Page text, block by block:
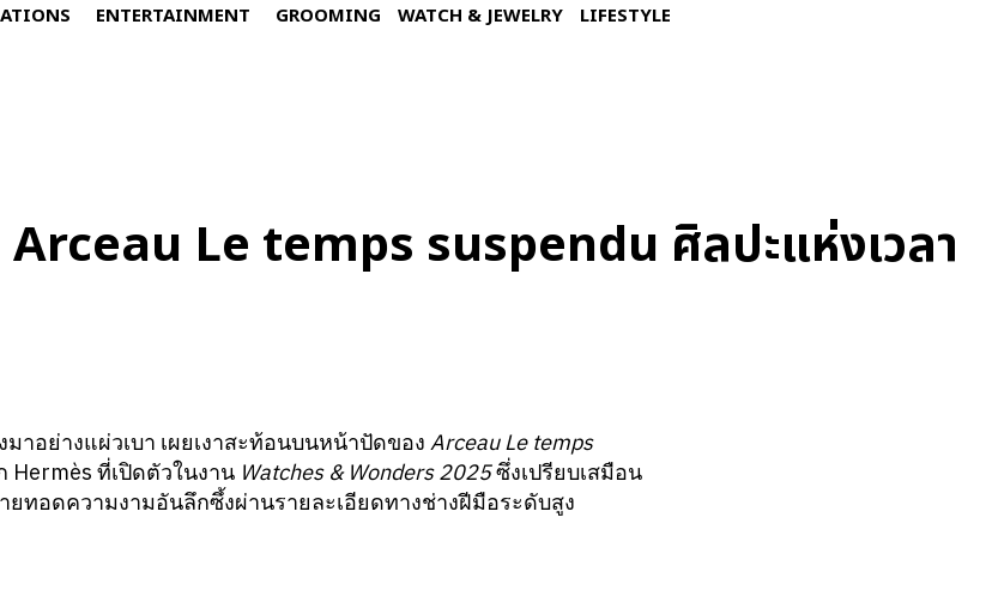
ENTERTAINMENT GROOMING WATCH & JEWELRY LIFESTYLE
Le temps suspendu ศิลปะแห่งเวลา
อย่างแผ่วเบา เผยเงาสะท้อนบนหน้าปัดของ Arceau Le temps
Hermès ที่เปิดตัวในงาน Watches & Wonders 2025ซึ่งเปรียบเสมือน
ยทอดความงามอันลึกซึ้งผ่านรายละเอียดทางช่างฝีมือระดับสูง